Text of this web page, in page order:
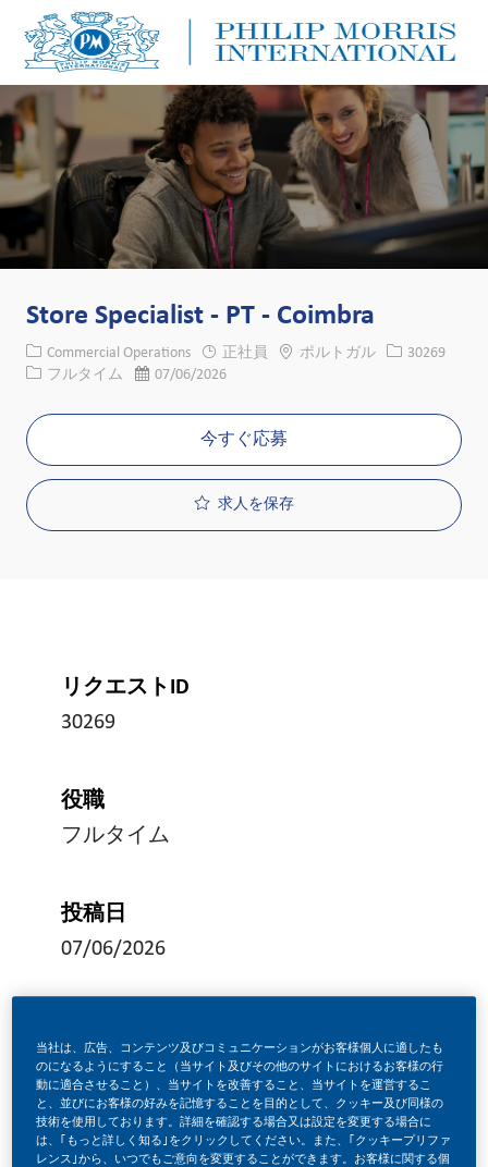
Store Specialist - PT - Coimbra
カテゴリー
Commercial Operations 正社員 場所ポルトガル 求人ID
30269
役職フルタイム 投稿日07/06/2026
今すぐ応募
求人を保存
リクエストID
30269
役職
フルタイム
投稿日
07/06/2026
Store Specialist Part -Time
当社は、広告、コンテンツ及びコミュニケーションがお客様個人に適したも
のになるようにすること（当サイト及びその他のサイトにおけるお客様の行
動に適合させること）、当サイトを改善すること、当サイトを運営するこ
と、並びにお客様の好みを記憶することを目的として、クッキー及び同様の
技術を使用しております。詳細を確認する場合又は設定を変更する場合に
は、｢もっと詳しく知る｣をクリックしてください。また、｢クッキープリファ
レンス｣から、いつでもご意向を変更することができます。お客様に関する個